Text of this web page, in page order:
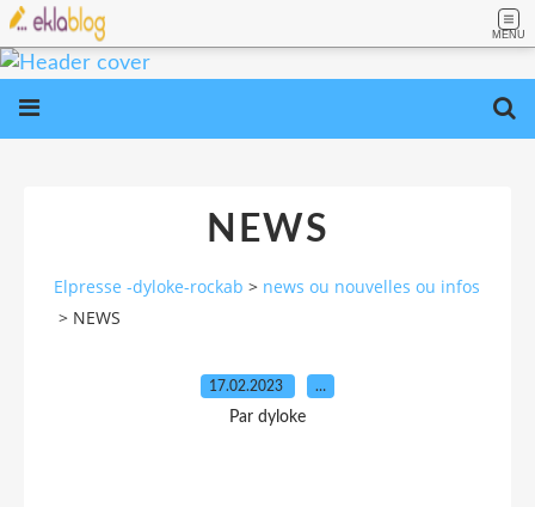
MENU
NEWS
Elpresse -dyloke-rockab > news ou nouvelles ou infos
> NEWS
17.02.2023 …
Par dyloke